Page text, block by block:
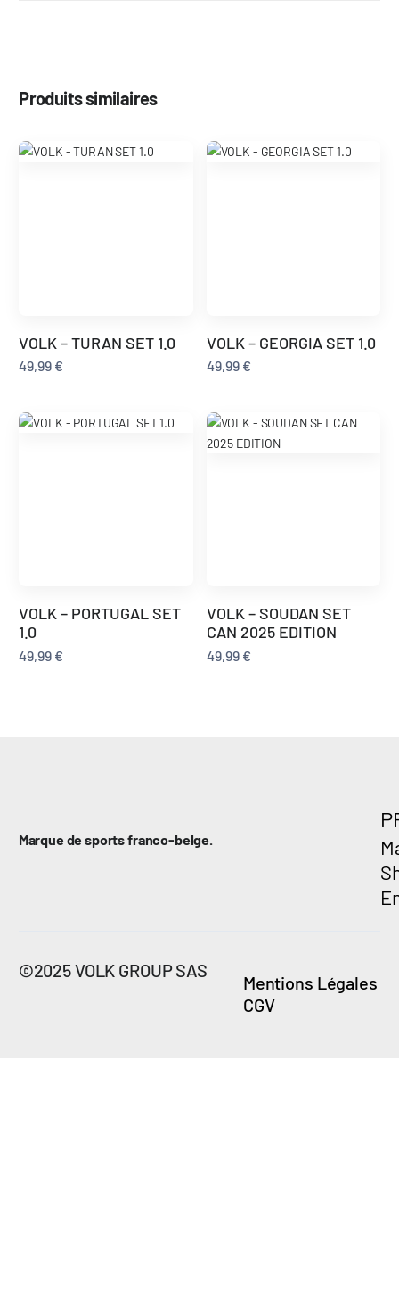
Produits similaires
VOLK – TURAN SET 1.0
49,99 €
VOLK – GEORGIA SET 1.0
49,99 €
VOLK – PORTUGAL SET
1.0
49,99 €
VOLK – SOUDAN SET
CAN 2025 EDITION
49,99 €
Marque de sports franco-belge.
©2025 VOLK GROUP SAS
Mentions Légales
CGV